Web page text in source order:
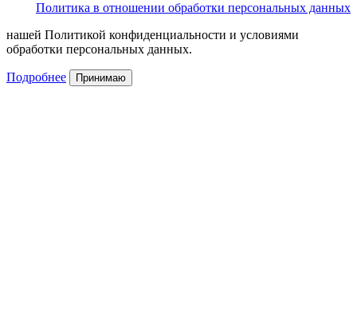
Политика в отношении обработки персональных данных
нашей Политикой конфиденциальности и условиями
обработки персональных данных.
Подробнее Принимаю